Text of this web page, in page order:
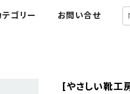
テゴリー お問い合せ
[やさしい靴工